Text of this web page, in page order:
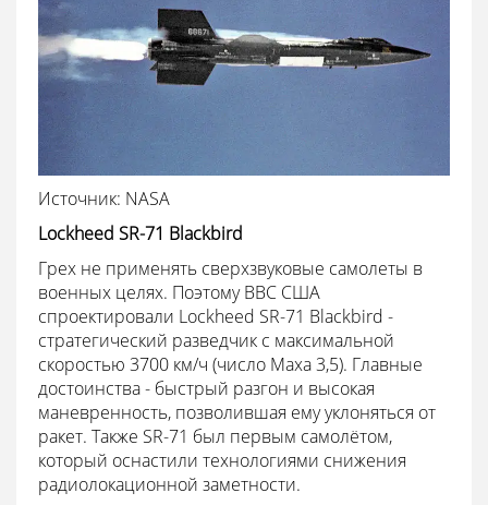
Источник: NASA
Lockheed SR-71 Blackbird
Грех не применять сверхзвуковые самолеты в
военных целях. Поэтому ВВС США
спроектировали Lockheed SR-71 Blackbird -
стратегический разведчик с максимальной
скоростью 3700 км/ч (число Маха 3,5). Главные
достоинства - быстрый разгон и высокая
маневренность, позволившая ему уклоняться от
ракет. Также SR-71 был первым самолётом,
который оснастили технологиями снижения
радиолокационной заметности.